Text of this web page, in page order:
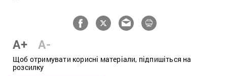
A+ A-
Щоб отримувати корисні матеріали, підпишіться на
розсилку